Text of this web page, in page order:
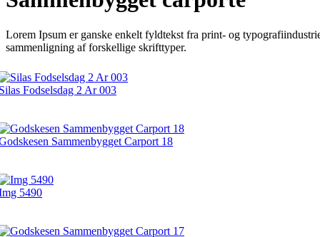
Lorem Ipsum er ganske enkelt fyldtekst fra print- og
sammenligning af forskellige skrifttyper.
Fodselsdag 2 Ar 003
Sammenbygget Carport 18
5490